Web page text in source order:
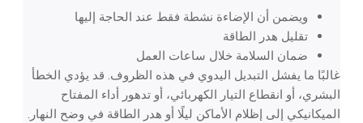
ويضمن أن الإضاءة نشطة فقط عند الحاجة إليها
تقليل هدر الطاقة
ضمان السلامة خلال ساعات العمل
غالبًا ما يفشل التبديل اليدوي في هذه الظروف. قد يؤدي الخطأ
البشري، أو انقطاع التيار الكهربائي، أو تدهور أداء المفتاح
الميكانيكي إلى إظلام الأماكن ليلًا أو هدر الطاقة في وضح النهار.